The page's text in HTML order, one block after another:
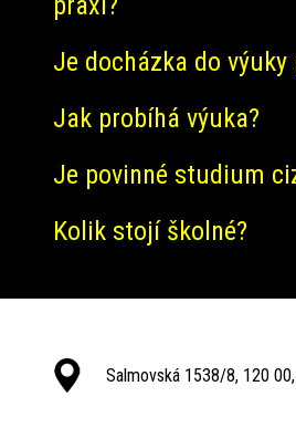
Je docházka do výuky
Jak probíhá výuka?
Je povinné studium
Kolik stojí školné?
Salmovská 1538/8, 120